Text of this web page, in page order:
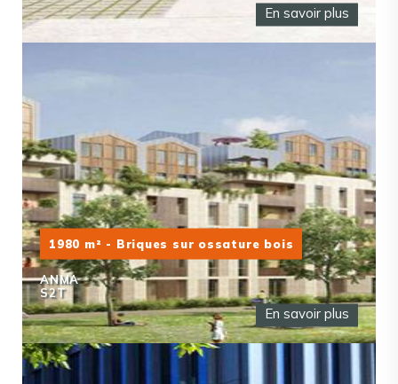
En savoir plus
1980 m² - Briques sur ossature bois
ANMA
S2T
En savoir plus